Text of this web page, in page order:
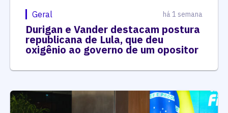
Geral há 1 semana
Durigan e Vander destacam postura
republicana de Lula, que deu
oxigênio ao governo de um opositor